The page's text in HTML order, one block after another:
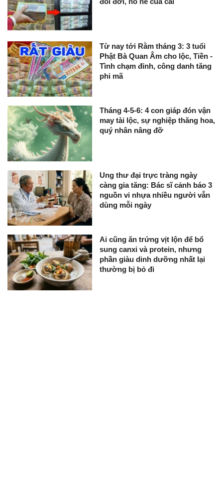
Từ nay tới Rằm tháng 3: 3 tuổi
Phật Bà Quan Âm cho lộc, Tiền -
Tình chạm đỉnh, công danh tăng
phi mã
Tháng 4-5-6: 4 con giáp đón vận
may tài lộc, sự nghiệp thăng hoa,
quý nhân nâng đỡ
Ung thư đại trực tràng ngày
càng gia tăng: Bác sĩ cảnh báo 3
nguồn vi nhựa nhiều người vẫn
dùng mỗi ngày
Ai cũng ăn trứng vịt lộn để bổ
sung canxi và protein, nhưng
phần giàu dinh dưỡng nhất lại
thường bị bỏ đi